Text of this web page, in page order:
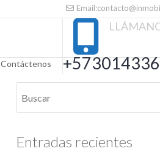
Contáctenos
Entradas recientes